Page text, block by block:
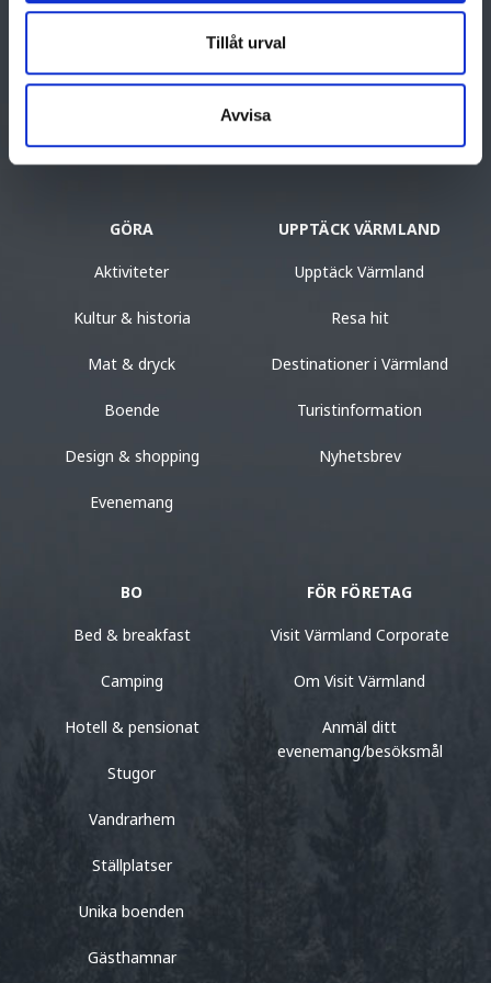
Tillåt urval
Avvisa
En reseguide som hjälper dig att hitta till det bästa i Värmland.
Visitvarmland.com drivs och utvecklas av Visit Värmland och
GÖRA
Aktiviteter
Kultur & historia
Mat & dryck
Boende
Design & shopping
Evenemang
UPPTÄCK VÄRMLAND
Upptäck Värmland
Resa hit
Destinationer i Värmland
Turistinformation
Nyhetsbrev
BO
Bed & breakfast
Camping
Hotell & pensionat
Stugor
Vandrarhem
Ställplatser
Unika boenden
Gästhamnar
FÖR FÖRETAG
Visit Värmland Corporate
Om Visit Värmland
Anmäl ditt
evenemang/besöksmål